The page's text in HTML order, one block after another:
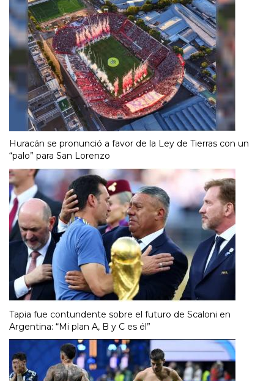
Huracán se pronunció a favor de la Ley de Tierras con un
“palo” para San Lorenzo
Tapia fue contundente sobre el futuro de Scaloni en
Argentina: “Mi plan A, B y C es él”